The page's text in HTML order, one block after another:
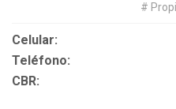
#
Celular:
Teléfono:
CBR: